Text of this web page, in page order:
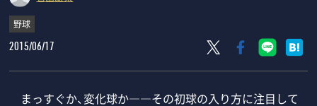
野球
2015/06/17
まっすぐか、変化球か――その初球の入り方に注目して